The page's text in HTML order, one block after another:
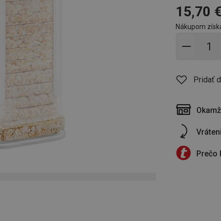
15,70
Nákupom
Pridať
Prečo